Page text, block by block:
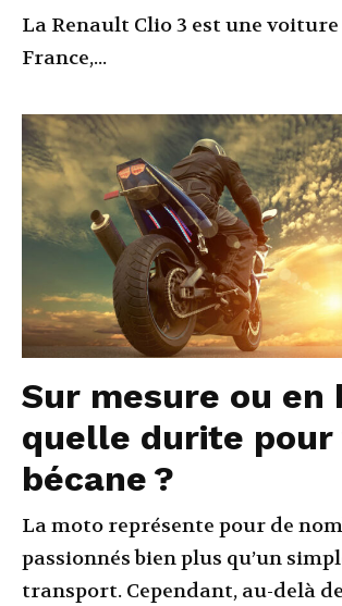
La Renault Clio 3 est une
France,...
Sur mesure ou en
quelle durite pour
bécane ?
La moto représente pour de
passionnés bien plus qu’un
transport. Cependant, au-delà